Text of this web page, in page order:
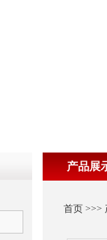
产品展
首页 >>>